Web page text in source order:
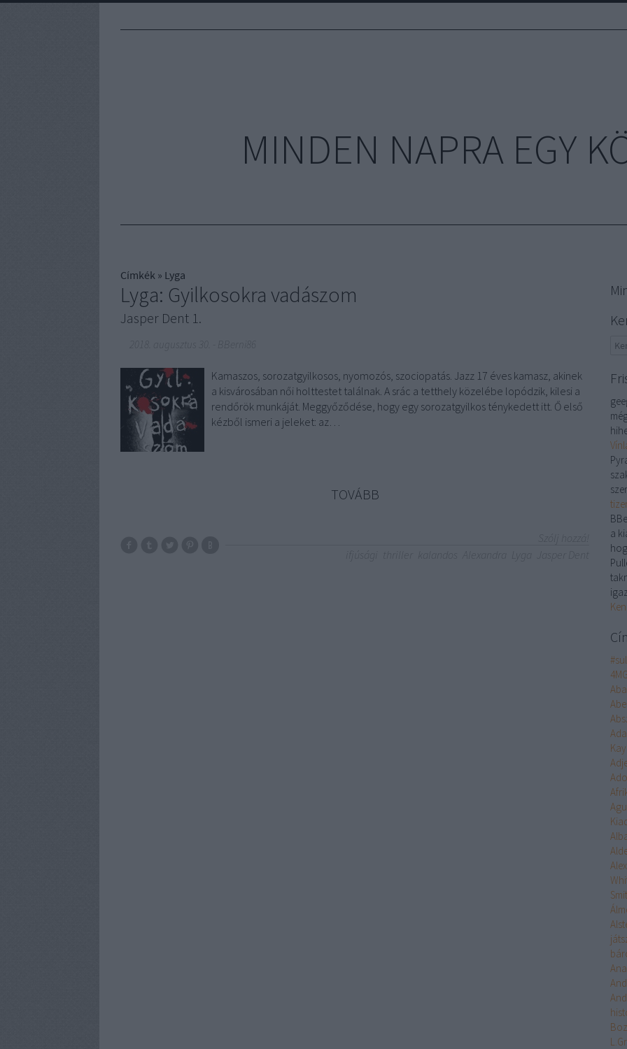
MINDEN NAPRA EGY
Címkék » Lyga
Lyga: Gyilkosokra vadászom
Jasper Dent 1.
Kamaszos, sorozatgyilkosos, nyomozós, szociopatás. Jazz 17 éves kamasz, akinek
a kisvárosában női holttestet találnak. A srác a tetthely közelébe lopódzik, kilesi a
rendőrök munkáját. Meggyőződése, hogy egy sorozatgyilkos ténykedett itt. Ő első
kézből ismeri a jeleket: az…
TOVÁBB
a
Kay